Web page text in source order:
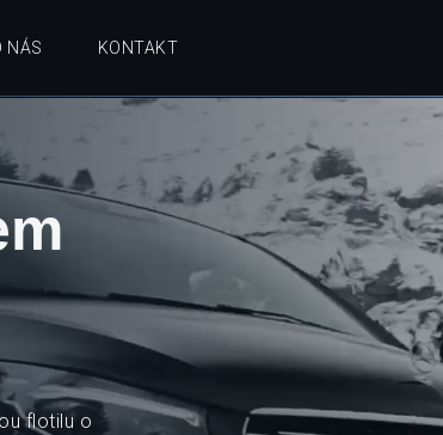
NÁS KONTAKT
flotilu o